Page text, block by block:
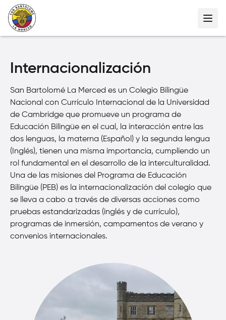
Internacionalización
San Bartolomé La Merced es un Colegio Bilingüe
Nacional con Currículo Internacional de la Universidad
de Cambridge que promueve un programa de
Educación Bilingüe en el cual, la interacción entre las
dos lenguas, la materna (Español) y la segunda lengua
(Inglés), tienen una misma importancia, cumpliendo un
rol fundamental en el desarrollo de la interculturalidad.
Una de las misiones del Programa de Educación
Bilingüe (PEB) es la internacionalización del colegio que
se lleva a cabo a través de diversas acciones como
pruebas estandarizadas (inglés y de currículo),
programas de inmersión, campamentos de verano y
convenios internacionales.